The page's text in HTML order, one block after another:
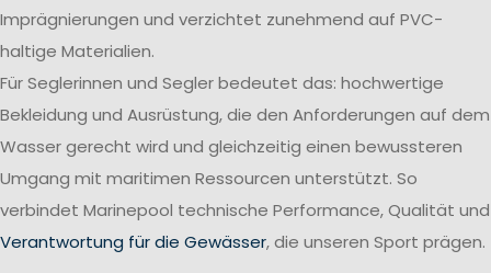
Imprägnierungen und verzichtet zunehmend auf PVC-
haltige Materialien.
Für Seglerinnen und Segler bedeutet das: hochwertige
Bekleidung und Ausrüstung, die den Anforderungen auf dem
Wasser gerecht wird und gleichzeitig einen bewussteren
Umgang mit maritimen Ressourcen unterstützt. So
verbindet Marinepool technische Performance, Qualität und
Verantwortung für die Gewässer, die unseren Sport prägen.